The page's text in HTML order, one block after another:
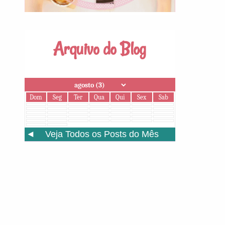
Arquivo do Blog
Dom Seg Ter Qua Qui Sex Sab
◄ Veja Todos os Posts do Mês